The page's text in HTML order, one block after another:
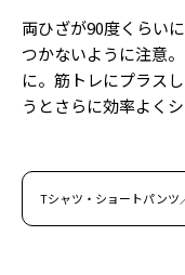
両ひざが90度くらい
つかないように注意
に。筋トレにプラス
うとさらに効率よく
Tシャツ・ショートパンツ